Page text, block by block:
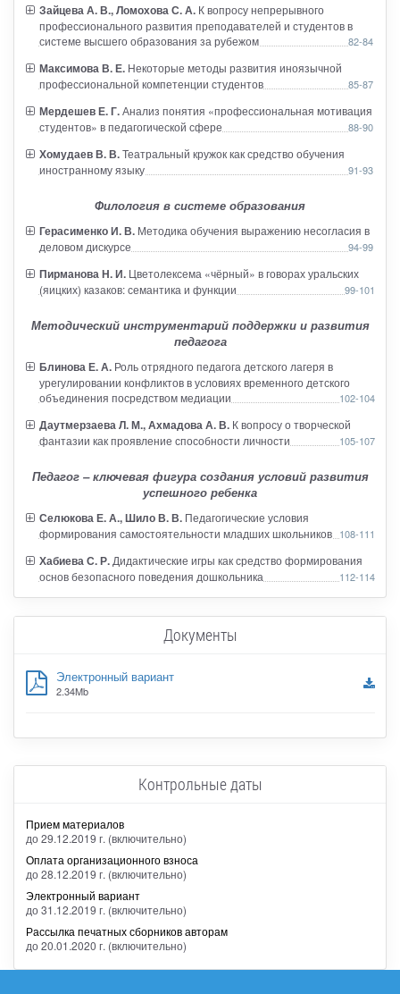
Зайцева А. В., Ломохова С. А.К вопросу непрерывного
профессионального развития преподавателей и студентов в
системе высшего образования за рубежом
82-84
Максимова В. Е.Некоторые методы развития иноязычной
профессиональной компетенции студентов
85-87
Мердешев Е. Г.Анализ понятия «профессиональная мотивация
студентов» в педагогической сфере
88-90
Хомудаев В. В.Театральный кружок как средство обучения
иностранному языку
91-93
Филология в системе образования
Герасименко И. В.Методика обучения выражению несогласия в
деловом дискурсе
94-99
Пирманова Н. И.Цветолексема «чёрный» в говорах уральских
(яицких) казаков: семантика и функции
99-101
Методический инструментарий поддержки и развития
педагога
Блинова Е. А.Роль отрядного педагога детского лагеря в
урегулировании конфликтов в условиях временного детского
объединения посредством медиации
102-104
Даутмерзаева Л. М., Ахмадова А. В.К вопросу о творческой
фантазии как проявление способности личности
105-107
Педагог – ключевая фигура создания условий развития
успешного ребенка
Селюкова Е. А., Шило В. В.Педагогические условия
формирования самостоятельности младших школьников 108-111
Хабиева С. Р.Дидактические игры как средство формирования
основ безопасного поведения дошкольника
112-114
Документы
Электронный вариант
2.34Mb
Контрольные даты
Прием материалов
до 29.12.2019 г. (включительно)
Оплата организационного взноса
до 28.12.2019 г. (включительно)
Электронный вариант
до 31.12.2019 г. (включительно)
Рассылка печатных сборников авторам
до 20.01.2020 г. (включительно)